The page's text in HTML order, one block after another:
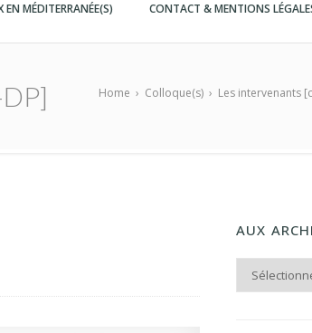
EN MÉDITERRANÉE(S) CONTACT & MENTIONS
Home › Colloque(s) › Les intervenants
AUX
Aux